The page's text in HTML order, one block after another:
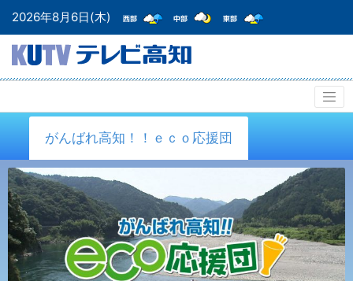
2026年8月6日(木)
がんばれ高知！！ｅｃｏ応援団